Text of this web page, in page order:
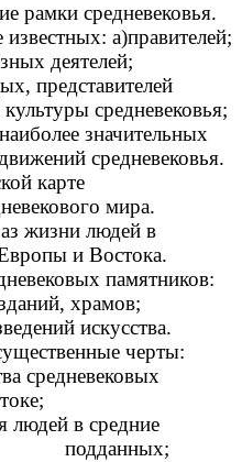
рамки средневековья.
а)правителей;
деятелей;
представителей
средневековья;
значительных
средневековья.
карте
мира.
жизни людей в
и Востока.
памятников:
храмов;
искусства.
черты:
средневековых
людей в средние
подданных;